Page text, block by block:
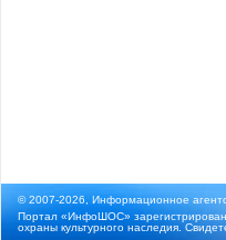
© 2007-2026, Информационное
Портал «ИнфоШОС»
охраны культурного наследия.